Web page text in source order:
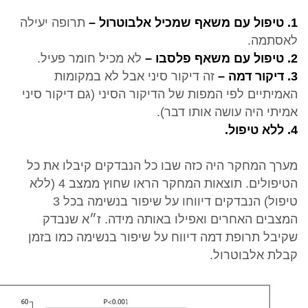
1. טיפול עם משאף שמכיל אלבוטרול –
תרופה יעילה
לאסתמה.
2. טיפול עם משאף פלסבו –
לא מכיל חומר פעיל.
3. דיקור דמה –
זה דיקור סיני אבל לא במקומות
האמיתיים לפי המפות של הדיקור הסיני (גם דיקור סיני
אמיתי היה עושה אותו דבר).
4. ללא טיפול.
מערך המחקר היה כזה שבו כל הנבדקים קיבלו את כל
הטיפולים. תוצאות המחקר הראו שחוץ ממצב 4 (ללא
טיפול) הנבדקים דיווחו על שיפור בנשימה בכל 3
המצבים האחרים ואפילו באותה מידה. ז״א שנבדק
שקיבל תרופת דמה דיווח על שיפור בנשימה כמו בזמן
קבלת אלבוטרול.